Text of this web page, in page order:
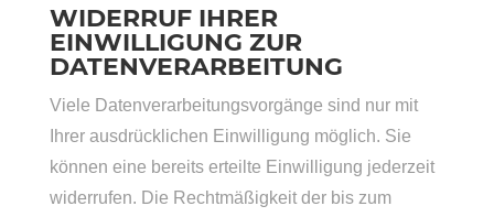
WIDERRUF IHRER
EINWILLIGUNG ZUR
DATENVERARBEITUNG
Viele Datenverarbeitungsvorgänge sind nur mit
Ihrer ausdrücklichen Einwilligung möglich. Sie
können eine bereits erteilte Einwilligung jederzeit
widerrufen. Die Rechtmäßigkeit der bis zum